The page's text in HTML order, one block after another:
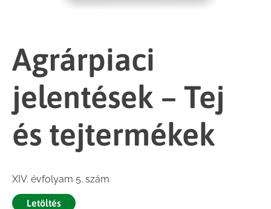
Agrárpiaci
jelentések – Tej
és tejtermékek
XIV. évfolyam 5. szám
Letöltés